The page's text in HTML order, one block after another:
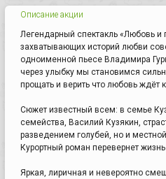
Описание акции
Легендарный спектакль «Любовь
захватывающих историй любви
одноименной пьесе Владимира
через улыбку мы становимся
прощать и верить что любовь ждёт
Сюжет известный всем: в семье
семейства, Василий Кузякин,
разведением голубей, но и
Курортный роман перевернет жизнь
Яркая, лиричная и невероятно